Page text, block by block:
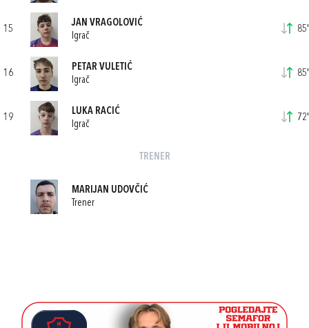
15
JAN VRAGOLOVIĆ
Igrač
85'
16
PETAR VULETIĆ
Igrač
85'
19
LUKA RACIĆ
Igrač
72'
TRENER
MARIJAN UDOVČIĆ
Trener